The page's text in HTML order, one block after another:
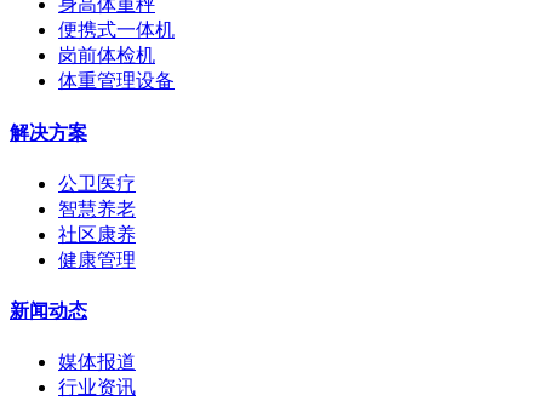
身高体重秤
便携式一体机
岗前体检机
体重管理设备
解决方案
公卫医疗
智慧养老
社区康养
健康管理
新闻动态
媒体报道
行业资讯